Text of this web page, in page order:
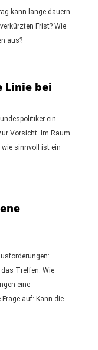
kann lange dauern
Frist? Wie
aus?
Linie bei
ein
Vorsicht. Im Raum
wie sinnvoll ist ein
Treffen. Wie
eine
auf: Kann die